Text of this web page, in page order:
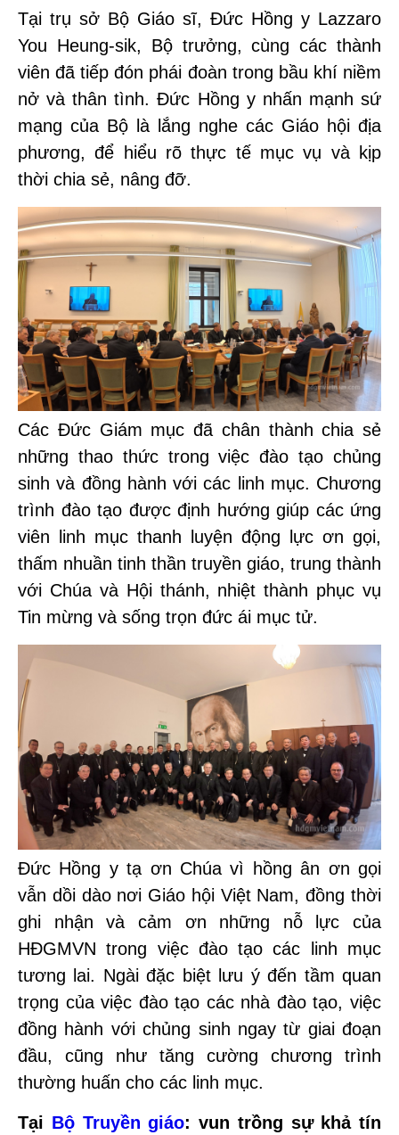
Tại trụ sở Bộ Giáo sĩ, Đức Hồng y Lazzaro
You Heung-sik, Bộ trưởng, cùng các thành
viên đã tiếp đón phái đoàn trong bầu khí niềm
nở và thân tình. Đức Hồng y nhấn mạnh sứ
mạng của Bộ là lắng nghe các Giáo hội địa
phương, để hiểu rõ thực tế mục vụ và kịp
thời chia sẻ, nâng đỡ.
Các Đức Giám mục đã chân thành chia sẻ
những thao thức trong việc đào tạo chủng
sinh và đồng hành với các linh mục. Chương
trình đào tạo được định hướng giúp các ứng
viên linh mục thanh luyện động lực ơn gọi,
thấm nhuần tinh thần truyền giáo, trung thành
với Chúa và Hội thánh, nhiệt thành phục vụ
Tin mừng và sống trọn đức ái mục tử.
Đức Hồng y tạ ơn Chúa vì hồng ân ơn gọi
vẫn dồi dào nơi Giáo hội Việt Nam, đồng thời
ghi nhận và cảm ơn những nỗ lực của
HĐGMVN trong việc đào tạo các linh mục
tương lai. Ngài đặc biệt lưu ý đến tầm quan
trọng của việc đào tạo các nhà đào tạo, việc
đồng hành với chủng sinh ngay từ giai đoạn
đầu, cũng như tăng cường chương trình
thường huấn cho các linh mục.
Tại Bộ Truyền giáo: vun trồng sự khả tín